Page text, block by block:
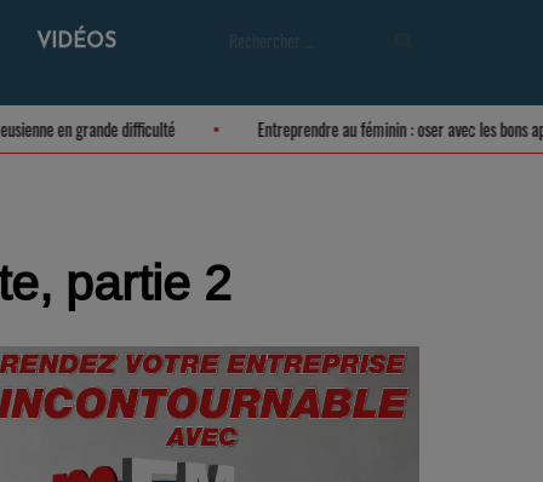
VIDÉOS
meusienne en grande difficulté Entreprendre au féminin : oser avec les
partie 2